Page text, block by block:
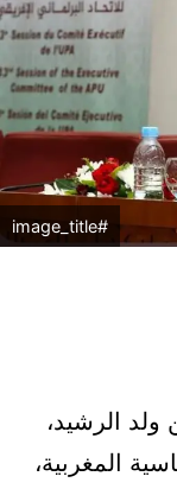
#image_title
الرشيد،
المغربية،